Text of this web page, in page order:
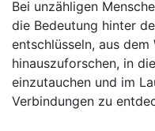
Bei unzähligen
die Bedeutung hinter
entschlüsseln, aus
hinauszuforschen, in
einzutauchen und im
Verbindungen zu